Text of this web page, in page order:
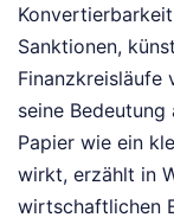
Sanktionen,
Finanzkreisläufe
seine
Papier wie ein
wirkt, erzählt in
wirtschaftlichen